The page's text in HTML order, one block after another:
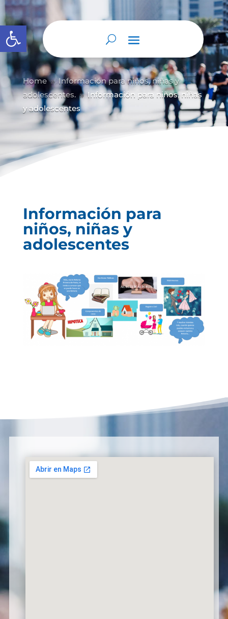
Abrir barra de herramientas
Home 9 Información para niños, niñas y
adolescentes. 9 Información para niños, niñas
y adolescentes
Información para
niños, niñas y
adolescentes